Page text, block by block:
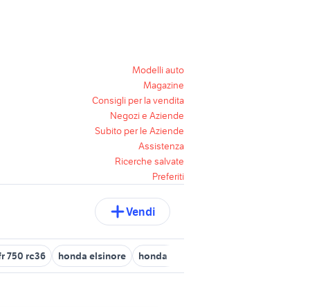
Modelli auto
Magazine
Consigli per la vendita
Negozi e Aziende
Subito per le Aziende
Assistenza
Ricerche salvate
Preferiti
Vendi
750 rc36 honda elsinore honda nc750x accessori moto